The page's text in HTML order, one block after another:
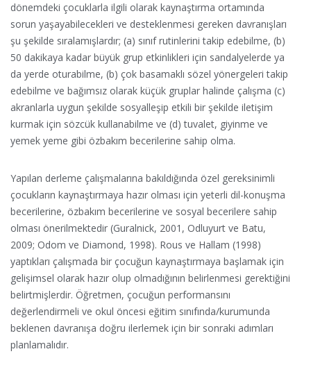
dönemdeki çocuklarla ilgili olarak kaynaştırma ortamında
sorun yaşayabilecekleri ve desteklenmesi gereken davranışları
şu şekilde sıralamışlardır; (a) sınıf rutinlerini takip edebilme, (b)
50 dakikaya kadar büyük grup etkinlikleri için sandalyelerde ya
da yerde oturabilme, (b) çok basamaklı sözel yönergeleri takip
edebilme ve bağımsız olarak küçük gruplar halinde çalışma (c)
akranlarla uygun şekilde sosyalleşip etkili bir şekilde iletişim
kurmak için sözcük kullanabilme ve (d) tuvalet, giyinme ve
yemek yeme gibi özbakım becerilerine sahip olma.
Yapılan derleme çalışmalarına bakıldığında özel gereksinimli
çocukların kaynaştırmaya hazır olması için yeterli dil-konuşma
becerilerine, özbakım becerilerine ve sosyal becerilere sahip
olması önerilmektedir (Guralnick, 2001, Odluyurt ve Batu,
2009; Odom ve Diamond, 1998). Rous ve Hallam (1998)
yaptıkları çalışmada bir çocuğun kaynaştırmaya başlamak için
gelişimsel olarak hazır olup olmadığının belirlenmesi gerektiğini
belirtmişlerdir. Öğretmen, çocuğun performansını
değerlendirmeli ve okul öncesi eğitim sınıfında/kurumunda
beklenen davranışa doğru ilerlemek için bir sonraki adımları
planlamalıdır.